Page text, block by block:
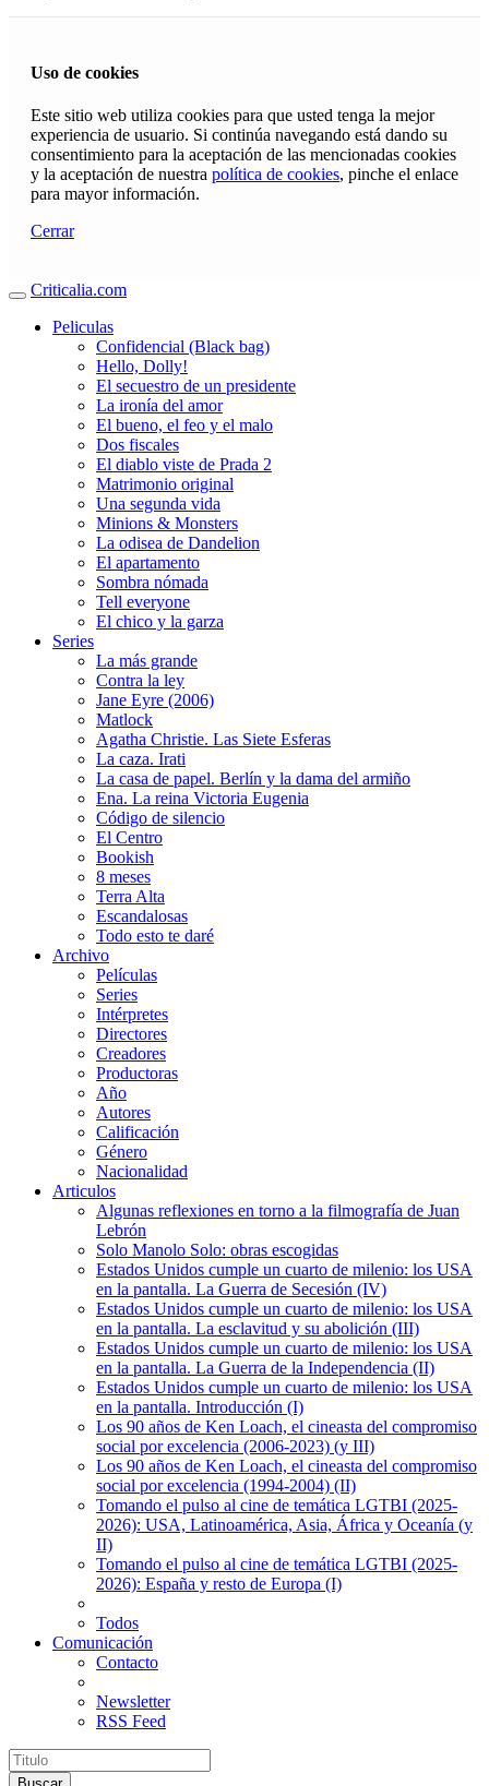
Uso de cookies
Este sitio web utiliza cookies para que usted tenga la mejor
experiencia de usuario. Si continúa navegando está dando su
consentimiento para la aceptación de las mencionadas cookies
y la aceptación de nuestra política de cookies, pinche el enlace
para mayor información.
Cerrar
Criticalia.com
Peliculas
Confidencial (Black bag)
Hello, Dolly!
El secuestro de un presidente
La ironía del amor
El bueno, el feo y el malo
Dos fiscales
El diablo viste de Prada 2
Matrimonio original
Una segunda vida
Minions & Monsters
La odisea de Dandelion
El apartamento
Sombra nómada
Tell everyone
El chico y la garza
Series
La más grande
Contra la ley
Jane Eyre (2006)
Matlock
Agatha Christie. Las Siete Esferas
La caza. Irati
La casa de papel. Berlín y la dama del armiño
Ena. La reina Victoria Eugenia
Código de silencio
El Centro
Bookish
8 meses
Terra Alta
Escandalosas
Todo esto te daré
Archivo
Películas
Series
Intérpretes
Directores
Creadores
Productoras
Año
Autores
Calificación
Género
Nacionalidad
Articulos
Algunas reflexiones en torno a la filmografía de Juan
Lebrón
Solo Manolo Solo: obras escogidas
Estados Unidos cumple un cuarto de milenio: los USA
en la pantalla. La Guerra de Secesión (IV)
Estados Unidos cumple un cuarto de milenio: los USA
en la pantalla. La esclavitud y su abolición (III)
Estados Unidos cumple un cuarto de milenio: los USA
en la pantalla. La Guerra de la Independencia (II)
Estados Unidos cumple un cuarto de milenio: los USA
en la pantalla. Introducción (I)
Los 90 años de Ken Loach, el cineasta del compromiso
social por excelencia (2006-2023) (y III)
Los 90 años de Ken Loach, el cineasta del compromiso
social por excelencia (1994-2004) (II)
Tomando el pulso al cine de temática LGTBI (2025-
2026): USA, Latinoamérica, Asia, África y Oceanía (y
II)
Tomando el pulso al cine de temática LGTBI (2025-
2026): España y resto de Europa (I)
Todos
Comunicación
Contacto
Newsletter
RSS Feed